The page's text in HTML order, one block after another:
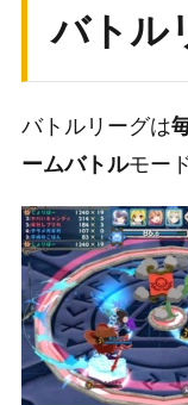
バトル
バトルリーグは
ームバトルモー